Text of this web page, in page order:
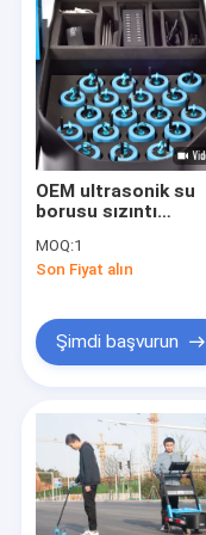
Ürünler
Hakkımızda
OEM ultrasonik su
borusu sızıntı
20M LCD ekran
Lityum pil
MOQ:1
Son Fiyat alın
Şimdi başvurun